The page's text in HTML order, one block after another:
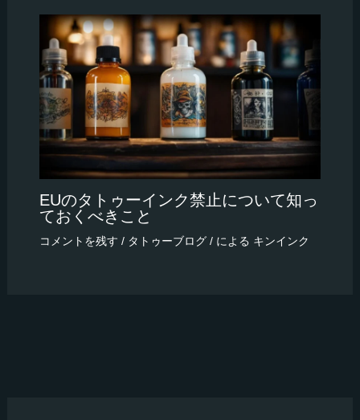
EUのタトゥーインク禁止について知っ
ておくべきこと
コメントを残す / タトゥーブログ/ による キンインク